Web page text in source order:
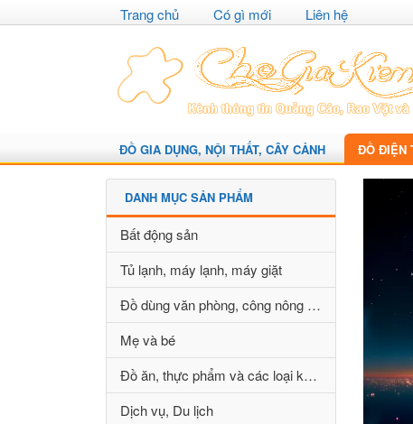
Trang chủ Có gì mới Liên hệ
ĐỒ GIA DỤNG, NỘI THẤT, CÂY CẢNH ĐỒ ĐIỆN
DANH MỤC SẢN PHẨM
Bất động sản
Tủ lạnh, máy lạnh, máy giặt
Đồ dùng văn phòng, công nông nghiệp
Mẹ và bé
Đồ ăn, thực phẩm và các loại khác
Dịch vụ, Du lịch